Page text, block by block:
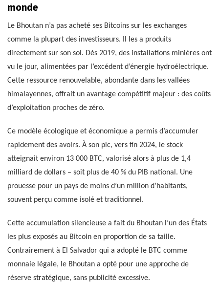
monde
Le Bhoutan n’a pas acheté ses Bitcoins sur les exchanges
comme la plupart des investisseurs. Il les a produits
directement sur son sol. Dès 2019, des installations minières ont
vu le jour, alimentées par l’excédent d’énergie hydroélectrique.
Cette ressource renouvelable, abondante dans les vallées
himalayennes, offrait un avantage compétitif majeur : des coûts
d’exploitation proches de zéro.
Ce modèle écologique et économique a permis d’accumuler
rapidement des avoirs. À son pic, vers fin 2024, le stock
atteignait environ 13 000 BTC, valorisé alors à plus de 1,4
milliard de dollars – soit plus de 40 % du PIB national. Une
prouesse pour un pays de moins d’un million d’habitants,
souvent perçu comme isolé et traditionnel.
Cette accumulation silencieuse a fait du Bhoutan l’un des États
les plus exposés au Bitcoin en proportion de sa taille.
Contrairement à El Salvador qui a adopté le BTC comme
monnaie légale, le Bhoutan a opté pour une approche de
réserve stratégique, sans publicité excessive.